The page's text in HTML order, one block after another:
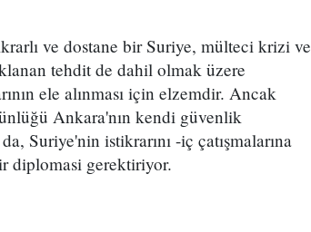
ve dostane bir Suriye, mülteci krizi ve
tehdit de dahil olmak üzere
ele alınması için elzemdir. Ancak
Ankara'nın kendi güvenlik
Suriye'nin istikrarını -iç çatışmalarına
diplomasi gerektiriyor.